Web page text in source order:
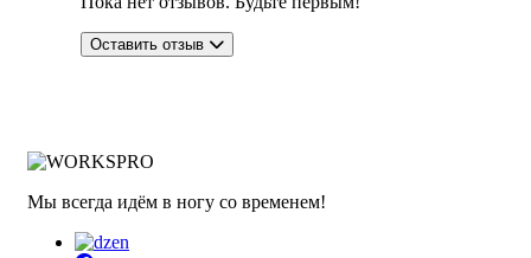
Оставить отзыв
Мы всегда идём в ногу со временем!